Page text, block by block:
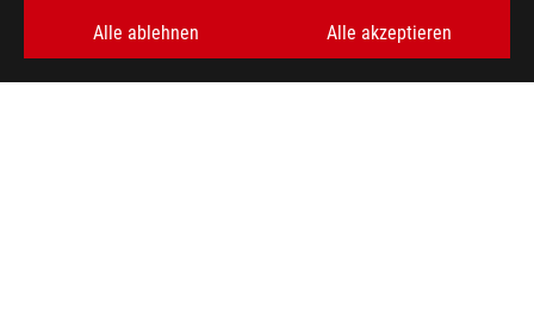
Alle ablehnen Alle akzeptieren